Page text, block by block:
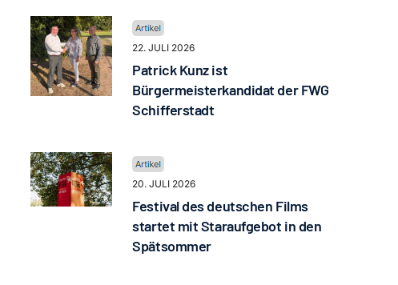
22. JULI 2026
Patrick Kunz ist
Bürgermeisterkandidat der FWG
Schifferstadt
20. JULI 2026
Festival des deutschen Films
startet mit Staraufgebot in den
Spätsommer